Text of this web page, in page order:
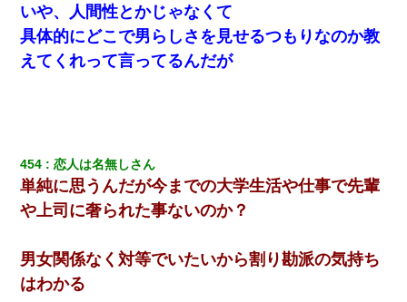
いや、人間性とかじゃなくて
具体的にどこで男らしさを見せるつもりなのか教
えてくれって言ってるんだが
454 恋人は名無しさん
単純に思うんだが今までの大学生活や仕事で先輩
や上司に奢られた事ないのか？
男女関係なく対等でいたいから割り勘派の気持ち
はわかる